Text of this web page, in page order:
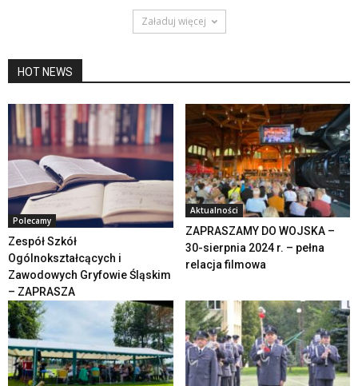
Załaduj więcej
HOT NEWS
Polecamy
Zespół Szkół
Ogólnokształcących i
Zawodowych Gryfowie Śląskim
– ZAPRASZA
Aktualności
ZAPRASZAMY DO WOJSKA –
30-sierpnia 2024 r. – pełna
relacja filmowa